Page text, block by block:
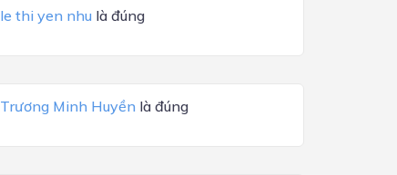
le thi yen nhu là đúng
Trương Minh Huyền là đúng